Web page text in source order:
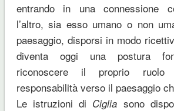
entrando in una connessione
l’altro, sia esso umano o non
paesaggio, disporsi in modo
diventa oggi una postura
riconoscere il proprio
responsabilità verso il paesaggio
Le istruzioni di Ciglia sono